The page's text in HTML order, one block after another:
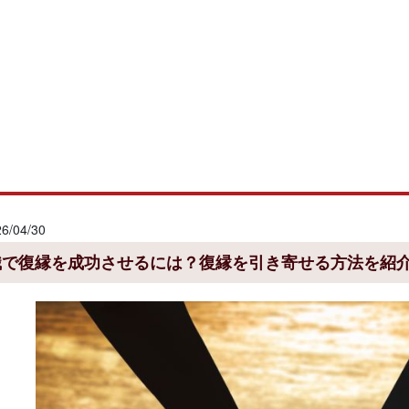
04/30
復縁を成功させるには？復縁を引き寄せる方法を紹